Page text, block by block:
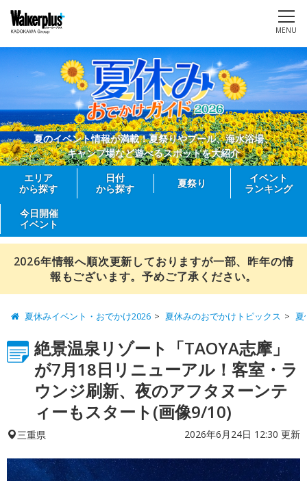
MENU
夏のイベント情報が満載！夏祭りやプール、海水浴場、
キャンプ場など遊べるスポットを大紹介
エリア
から探す
日付
から探す
夏祭り
イベント
ランキング
今日開催
イベント
2026年情報へ順次更新しておりますが一部、昨年の情
報もございます。予めご了承ください。
夏休みイベント・おでかけ2026 夏休みのおでかけトピックス 夏
絶景温泉リゾート「TAOYA志摩」
が7月18日リニューアル！客室・ラ
ウンジ刷新、夜のアフタヌーンテ
ィーもスタート(画像9/10)
三重県 2026年6月24日 12:30 更新